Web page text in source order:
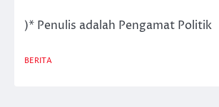
)* Penulis adalah Pengamat Politik
BERITA